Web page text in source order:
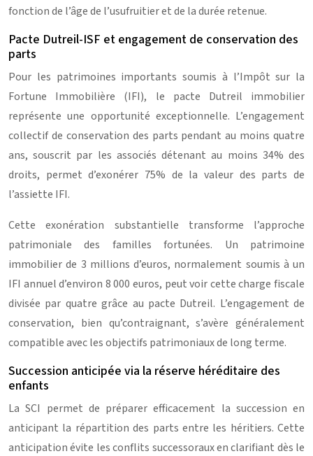
fonction de l’âge de l’usufruitier et de la durée retenue.
Pacte Dutreil-ISF et engagement de conservation des
parts
Pour les patrimoines importants soumis à l’Impôt sur la
Fortune Immobilière (IFI), le pacte Dutreil immobilier
représente une opportunité exceptionnelle. L’engagement
collectif de conservation des parts pendant au moins quatre
ans, souscrit par les associés détenant au moins 34% des
droits, permet d’exonérer 75% de la valeur des parts de
l’assiette IFI.
Cette exonération substantielle transforme l’approche
patrimoniale des familles fortunées. Un patrimoine
immobilier de 3 millions d’euros, normalement soumis à un
IFI annuel d’environ 8 000 euros, peut voir cette charge fiscale
divisée par quatre grâce au pacte Dutreil. L’engagement de
conservation, bien qu’contraignant, s’avère généralement
compatible avec les objectifs patrimoniaux de long terme.
Succession anticipée via la réserve héréditaire des
enfants
La SCI permet de préparer efficacement la succession en
anticipant la répartition des parts entre les héritiers. Cette
anticipation évite les conflits successoraux en clarifiant dès le